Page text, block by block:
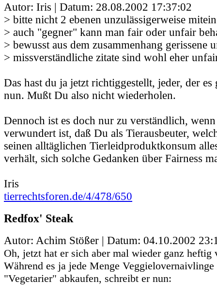
Autor: Iris | Datum: 28.08.2002 17:37:02
> bitte nicht 2 ebenen unzulässigerweise
> auch "gegner" kann man fair oder unfair
> bewusst aus dem zusammenhang gerissene
> missverständliche zitate sind wohl eher
Das hast du ja jetzt richtiggestellt, jeder, der es
nun. Mußt Du also nicht wiederholen.
Dennoch ist es doch nur zu verständlich,
verwundert ist, daß Du als Tierausbeuter,
seinen alltäglichen Tierleidproduktkonsum
verhält, sich solche Gedanken über Fairness
Iris
tierrechtsforen.de/4/478/650
Redfox' Steak
Autor: Achim Stößer | Datum: 04.10.2002
Oh, jetzt hat er sich aber mal wieder ganz heftig
Während es ja jede Menge
"Vegetarier" abkaufen, schreibt er nun: